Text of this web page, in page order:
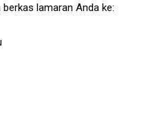
lamaran Anda ke: